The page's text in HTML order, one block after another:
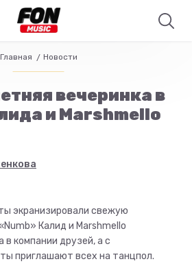
Главная Новости
вечеринка в
и Marshmello
экранизировали свежую
Калид и Marshmello
в компании друзей, а с
приглашают всех на танцпол.